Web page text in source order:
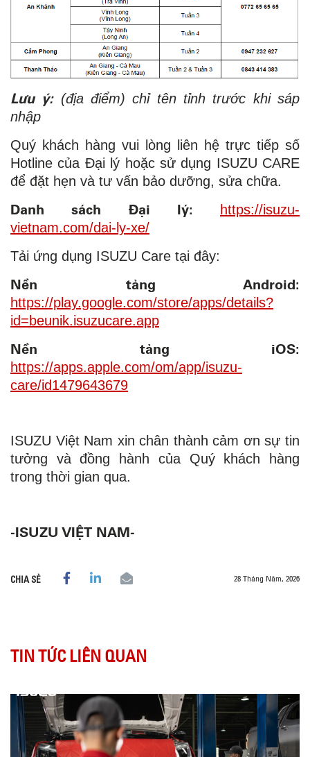
Lưu ý:(địa điểm) chỉ tên tỉnh trước khi sáp
nhập
Quý khách hàng vui lòng liên hệ trực tiếp số
Hotline của Đại lý hoặc sử dụng ISUZU CARE
để đặt hẹn và tư vấn bảo dưỡng, sửa chữa.
Danh sách Đại lý:
https://isuzu-
vietnam.com/dai-ly-xe/
Tải ứng dụng ISUZU Care tại đây:
Nền tảng Android:
https://play.google.com/store/apps/details?
id=beunik.isuzucare.app
Nền tảng iOS:
https://apps.apple.com/om/app/isuzu-
care/id1479643679
ISUZU Việt Nam xin chân thành cảm ơn sự tin
tưởng và đồng hành của Quý khách hàng
trong thời gian qua.
-ISUZU VIỆT NAM-
CHIA SẺ 28 Tháng Năm, 2026
TIN TỨC LIÊN QUAN